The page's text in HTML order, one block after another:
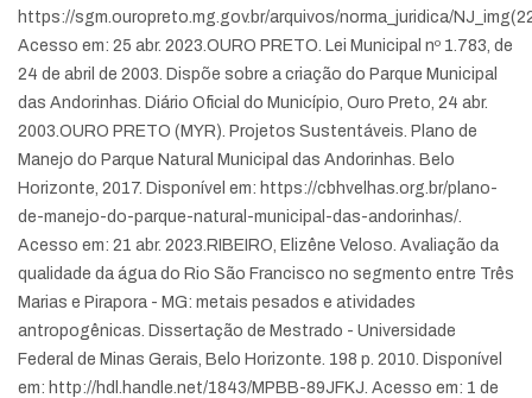
https://sgm.ouropreto.mg.gov.br/arquivos/norma_juridica/
Acesso em: 25 abr. 2023. OURO PRETO. Lei Municipal nº 1.783, de
24 de abril de 2003. Dispõe sobre a criação do Parque Municipal
das Andorinhas. Diário Oficial do Município, Ouro Preto, 24 abr.
2003. OURO PRETO (MYR). Projetos Sustentáveis. Plano de
Manejo do Parque Natural Municipal das Andorinhas. Belo
Horizonte, 2017. Disponível em: https://cbhvelhas.org.br/plano-
de-manejo-do-parque-natural-municipal-das-andorinhas/.
Acesso em: 21 abr. 2023. RIBEIRO, Elizêne Veloso. Avaliação da
qualidade da água do Rio São Francisco no segmento entre Três
Marias e Pirapora - MG: metais pesados e atividades
antropogênicas. Dissertação de Mestrado - Universidade
Federal de Minas Gerais, Belo Horizonte. 198 p. 2010. Disponível
em: http://hdl.handle.net/1843/MPBB-89JFKJ. Acesso em: 1 de